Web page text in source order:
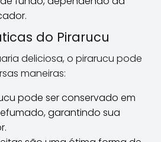
do Pirarucu
deliciosa, o pirarucu pode
maneiras:
pode ser conservado em
garantindo sua